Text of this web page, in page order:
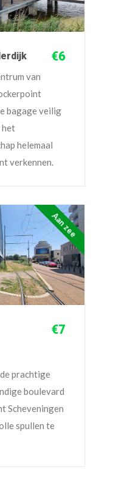
€6
van
bagage veilig
het
helemaal
verkennen.
Aan zee
€7
prachtige
boulevard
Scheveningen
spullen te